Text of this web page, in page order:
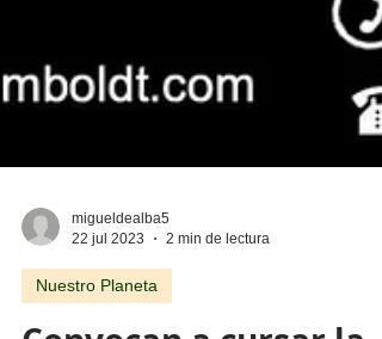
22 jul 2023
Nuestro Planeta